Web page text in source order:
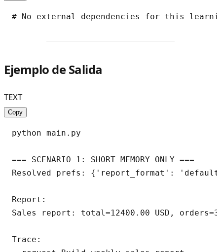
Ejemplo de Salida
TEXT
Copy
python main.py
=== SCENARIO 1: SHORT MEMORY ONLY ===
Resolved prefs: {'report_format':
Report:
Sales report: total=12400.00 USD,
Trace: